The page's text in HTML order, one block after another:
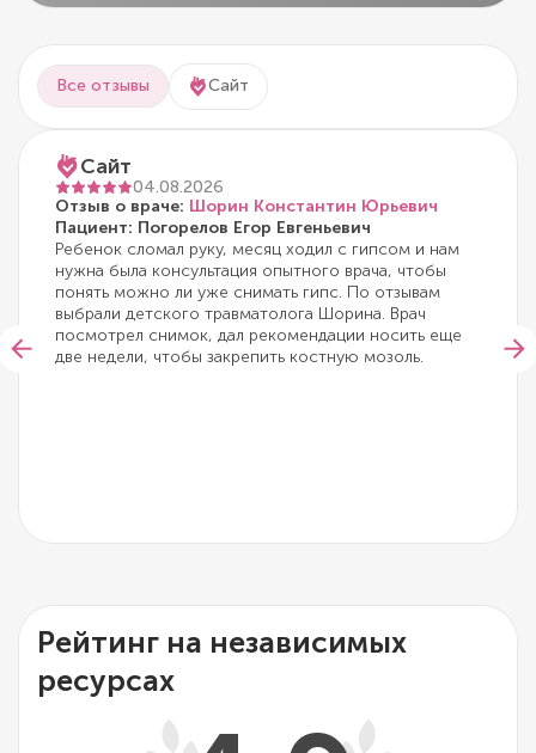
Все отзывы Сайт
Сайт
04.08.2026
Отзыв о враче: Шорин Константин Юрьевич
Пациент: Погорелов Егор Евгеньевич
Ребенок сломал руку, месяц ходил с гипсом и нам
нужна была консультация опытного врача, чтобы
понять можно ли уже снимать гипс. По отзывам
выбрали детского травматолога Шорина. Врач
посмотрел снимок, дал рекомендации носить еще
две недели, чтобы закрепить костную мозоль.
Рейтинг на независимых
ресурсах